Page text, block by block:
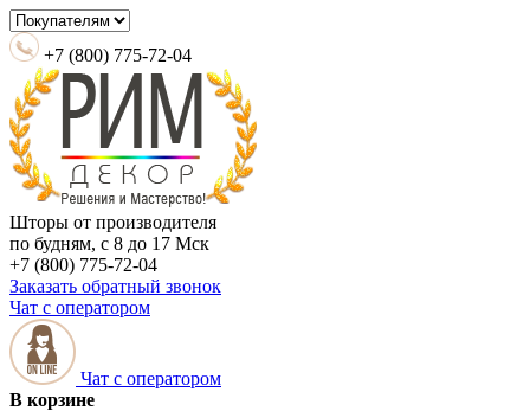
+7 (800) 775-72-04
Шторы от производителя
по будням, с 8 до 17 Мск
+7 (800) 775-72-04
Заказать обратный звонок
Чат с оператором
Чат с оператором
В корзине